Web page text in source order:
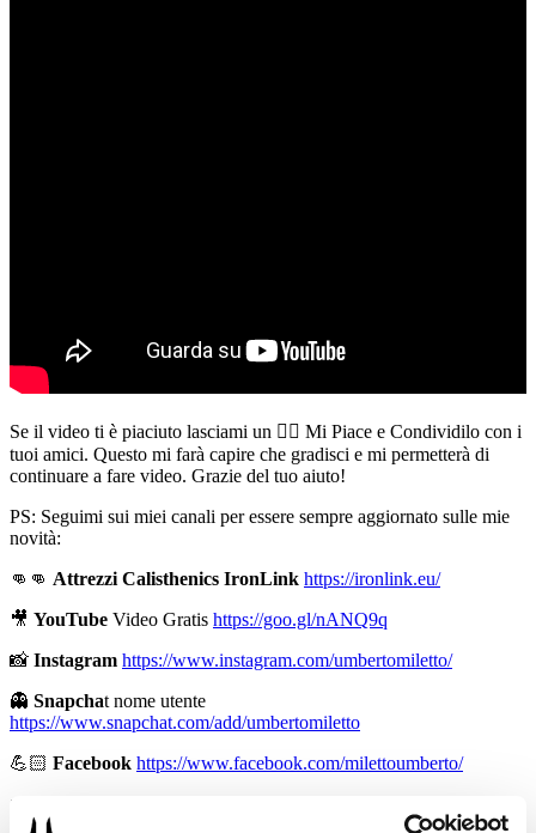
Se il video ti è piaciuto lasciami un 👍🏻 Mi Piace e Condividilo con i
tuoi amici. Questo mi farà capire che gradisci e mi permetterà di
continuare a fare video. Grazie del tuo aiuto!
PS: Seguimi sui miei canali per essere sempre aggiornato sulle mie
novità:
👊👊 Attrezzi Calisthenics IronLink https://ironlink.eu/
🎥 YouTube Video Gratis https://goo.gl/nANQ9q
📸 Instagram https://www.instagram.com/umbertomiletto/
👻 Snapchat nome utente
https://www.snapchat.com/add/umbertomiletto
💪🏻 Facebook https://www.facebook.com/milettoumberto/
🏋🏻